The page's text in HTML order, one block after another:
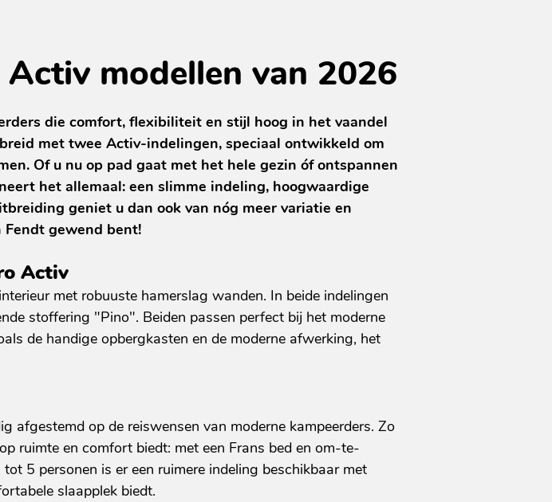
modellen van 2026
die comfort, flexibiliteit en stijl hoog in het vaandel
met twee Activ-indelingen, speciaal ontwikkeld om
Of u nu op pad gaat met het hele gezin óf ontspannen
het allemaal: een slimme indeling, hoogwaardige
geniet u dan ook van nóg meer variatie en
gewend bent!
Activ
met robuuste hamerslag wanden. In beide indelingen
stoffering "Pino". Beiden passen perfect bij het moderne
de handige opbergkasten en de moderne afwerking, het
afgestemd op de reiswensen van moderne kampeerders. Zo
ruimte en comfort biedt: met een Frans bed en om-te-
5 personen is er een ruimere indeling beschikbaar met
slaapplek biedt.